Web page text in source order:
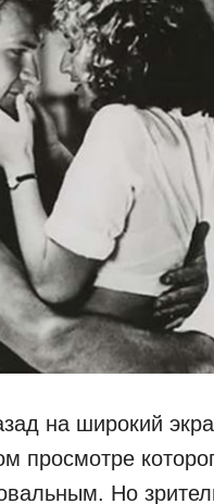
на широкий
просмотре
Но